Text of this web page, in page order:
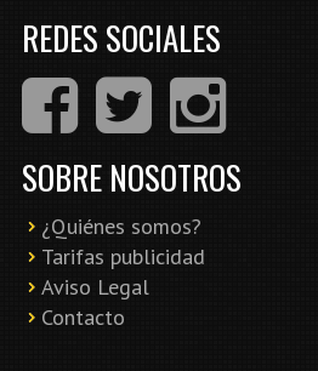
REDES SOCIALES
SOBRE NOSOTROS
¿Quiénes somos?
Tarifas publicidad
Aviso Legal
Contacto